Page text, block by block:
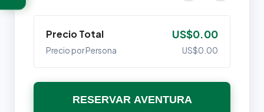
Precio Total US$0.00
Precio por Persona US$0.00
RESERVAR AVENTURA